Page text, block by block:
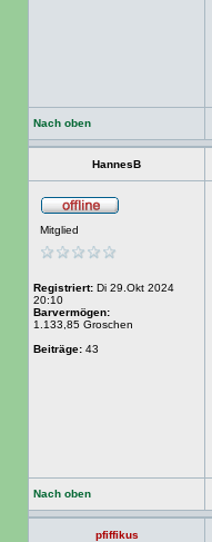
Nach oben
HannesB
Mitglied
Registriert: Di 29.Okt 2024
20:10
Barvermögen:
1.133,85 Groschen
Beiträge: 43
Nach oben
pfiffikus